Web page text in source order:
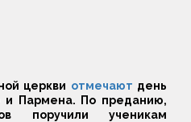
церкви отмечают день
и Пармена. По преданию,
поручили ученикам